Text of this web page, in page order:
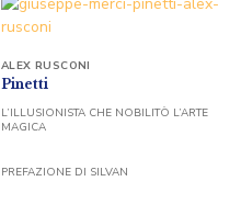
Pinetti
ALEX RUSCONI
L’ILLUSIONISTA CHE NOBILITÒ L’ARTE
MAGICA
PREFAZIONE DI SILVAN